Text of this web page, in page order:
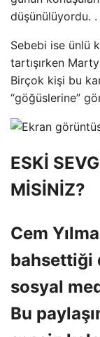
düşünülüyordu. .
Sebebi ise ünlü
tartışırken
Birçok kişi bu
“göğüslerine”
ESKİ
MİSİNİZ?
Cem
bahsettiği
sosyal
Bu